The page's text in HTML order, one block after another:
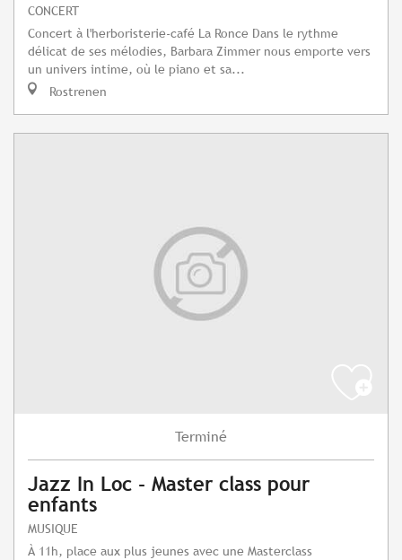
CONCERT
Concert à l'herboristerie-café La Ronce Dans le rythme
délicat de ses mélodies, Barbara Zimmer nous emporte vers
un univers intime, où le piano et sa...
Rostrenen
Terminé
Jazz In Loc - Master class pour
enfants
MUSIQUE
À 11h, place aux plus jeunes avec une Masterclass